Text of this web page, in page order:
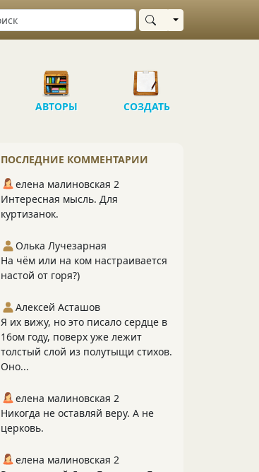
Выбрать область
АВТОРЫ СОЗДАТЬ
ПОСЛЕДНИЕ КОММЕНТАРИИ
елена малиновская 2
Интересная мысль. Для
куртизанок.
Олька Лучезарная
На чём или на ком настраивается
настой от горя?)
Алексей Асташов
Я их вижу, но это писало сердце в
16ом году, поверх уже лежит
толстый слой из полутыщи стихов.
Оно...
елена малиновская 2
Никогда не оставляй веру. А не
церковь.
елена малиновская 2